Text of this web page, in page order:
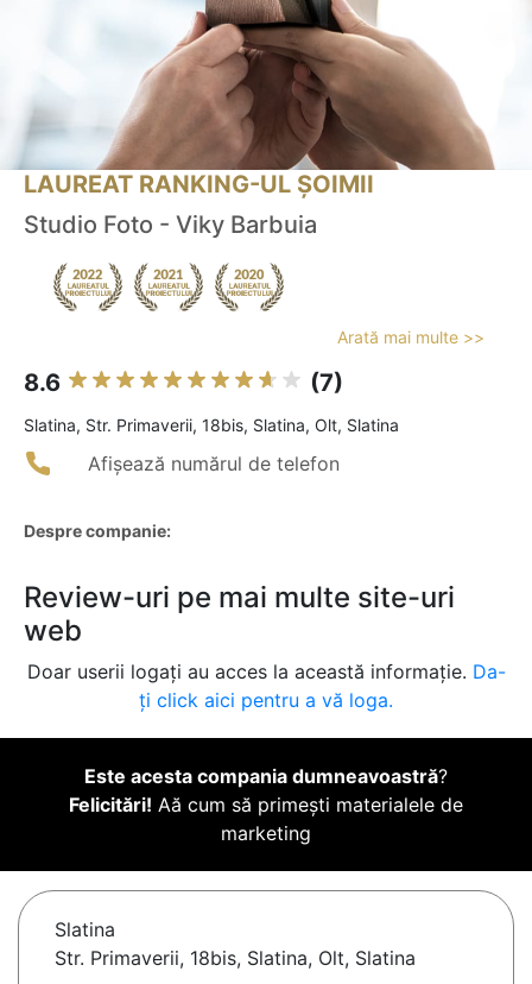
LAUREAT RANKING-UL ȘOIMII
Studio Foto - Viky Barbuia
Arată mai multe >>
8.6 (7)
Slatina, Str. Primaverii, 18bis, Slatina, Olt, Slatina
Afișează numărul de telefon
Despre companie:
Review-uri pe mai multe site-uri
web
Doar userii logați au acces la această informație. Da-
ți click aici pentru a vă loga.
Este acesta compania dumneavoastră?
Felicitări! Aă cum să primești materialele de
marketing
Slatina
Str. Primaverii, 18bis, Slatina, Olt, Slatina